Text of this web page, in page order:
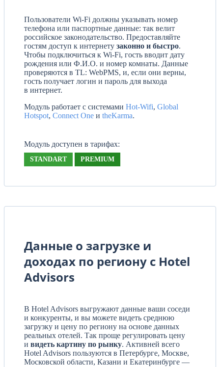
Пользователи Wi-Fi должны указывать номер
телефона или паспортные данные: так велит
российское законодательство. Предоставляйте
гостям доступ к интернету законно и быстро.
Чтобы подключиться к Wi-Fi, гость вводит дату
рождения или Ф.И.О. и номер комнаты. Данные
проверяются в TL: WebPMS, и, если они верны,
гость получает логин и пароль для выхода
в интернет.
Модуль работает с системами Hot-Wifi, Global
Hotspot, Connect One и theKarma.
Модуль доступен в тарифах:
STANDART PREMIUM
Данные о загрузке и
доходах по региону с Hotel
Advisors
В Hotel Advisors выгружают данные ваши соседи
и конкуренты, и вы можете видеть среднюю
загрузку и цену по региону на основе данных
реальных отелей. Так проще регулировать цену
и видеть картину по рынку. Активней всего
Hotel Advisors пользуются в Петербурге, Москве,
Московской области, Казани и Екатеринбурге —